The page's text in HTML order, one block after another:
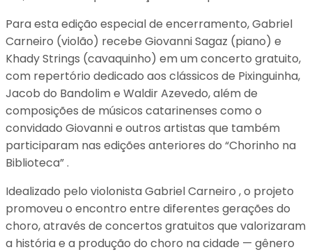
Para esta edição especial de encerramento, Gabriel
Carneiro (violão) recebe Giovanni Sagaz (piano) e
Khady Strings (cavaquinho) em um concerto gratuito,
com repertório dedicado aos clássicos de Pixinguinha,
Jacob do Bandolim e Waldir Azevedo, além de
composições de músicos catarinenses como o
convidado Giovanni e outros artistas que também
participaram nas edições anteriores do “Chorinho na
Biblioteca” .
Idealizado pelo violonista Gabriel Carneiro , o projeto
promoveu o encontro entre diferentes gerações do
choro, através de concertos gratuitos que valorizaram
a história e a produção do choro na cidade — gênero